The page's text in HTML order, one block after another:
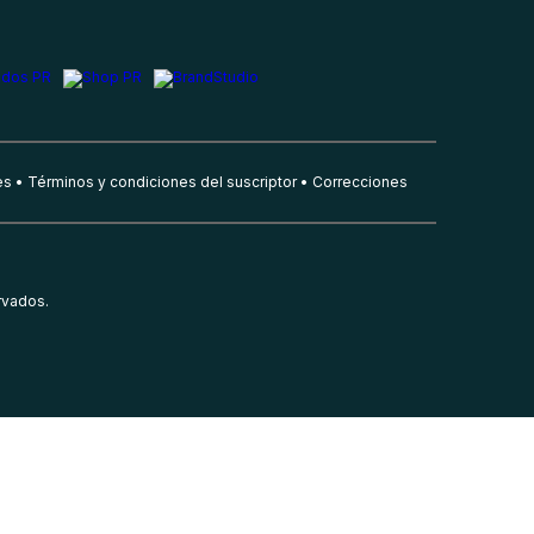
Términos y condiciones del suscriptor Correcciones